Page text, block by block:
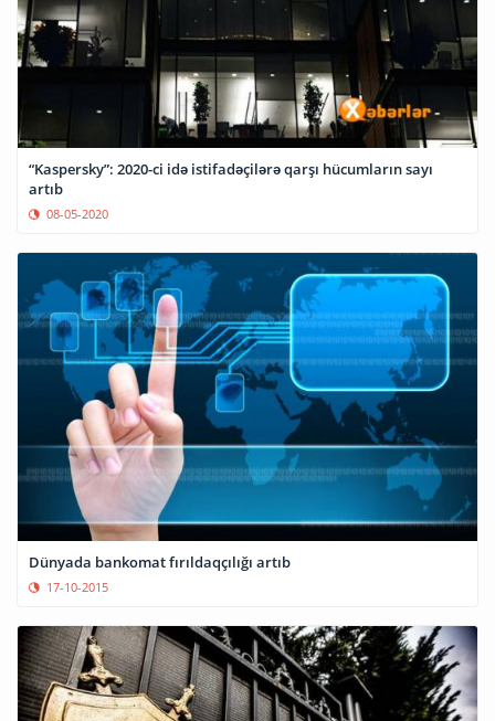
“Kaspersky”: 2020-ci idə istifadəçilərə qarşı hücumların sayı
artıb
08-05-2020
Dünyada bankomat fırıldaqçılığı artıb
17-10-2015